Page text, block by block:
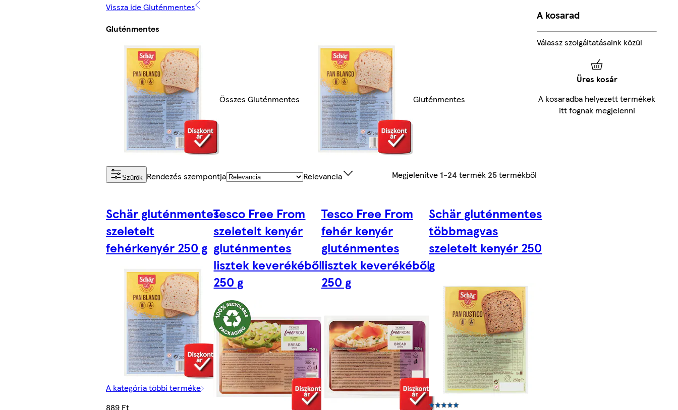
Vissza ide Gluténmentes
Gluténmentes
Összes Gluténmentes Gluténmentes
Szűrők Rendezés szempontja Relevancia Megjelenítve 1-24 termék 25termékből
Schär gluténmentes
szeletelt
fehérkenyér 250 g
A kategória többi terméke
889 Ft
Tesco Free From
szeletelt kenyér
gluténmentes
lisztek keverékéből
250 g
Tesco Free From
fehér kenyér
gluténmentes
lisztek keverékéből
250 g
Schär gluténmentes
többmagvas
szeletelt kenyér 250
g
A kosarad
Válassz szolgáltatásaink közül
Üres kosár
A kosaradba helyezett termékek
itt fognak megjelenni